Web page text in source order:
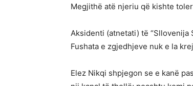
Megjithë atë njeriu që kishte
Aksidenti (atnetati) të “Sllovenija
Fushata e zgjedhjeve nuk e la
Elez Nikqi shpjegon se e kanë